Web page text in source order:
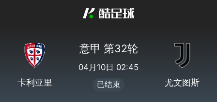
卡利亚里
意甲 第32轮
04月10日 02:45
已结束 尤文图斯